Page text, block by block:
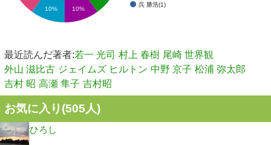
呉 勝浩(1)
10% 10%
最近読んだ著者:若一 光司 村上 春樹 尾崎 世界観
外山 滋比古 ジェイムズ ヒルトン 中野 京子 松浦 弥太郎
吉村 昭 高瀬 隼子 吉村昭
お気に入り(505人)
ひろし